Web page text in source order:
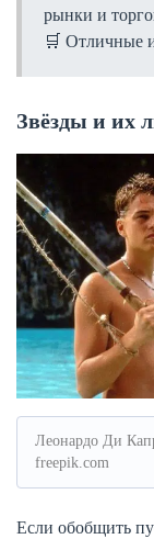
рынки и
Отличные
Звёзды и их
Леонардо Ди
freepik.com
Если обобщить